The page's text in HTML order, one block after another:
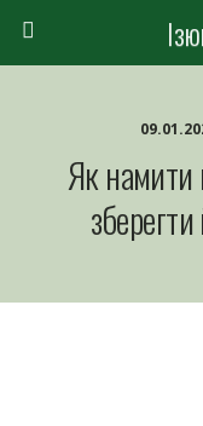
Як намити